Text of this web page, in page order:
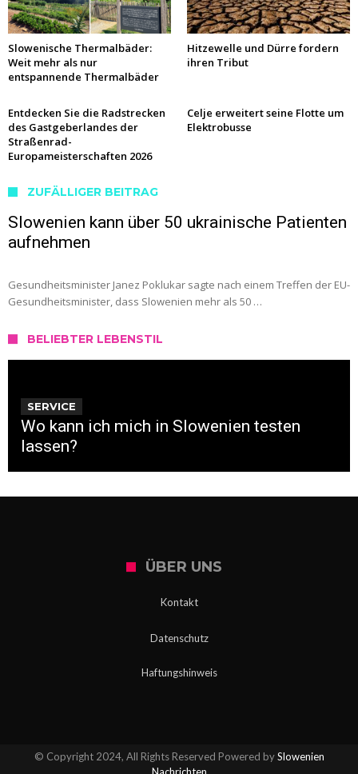
Slowenische Thermalbäder:
Weit mehr als nur
entspannende Thermalbäder
Hitzewelle und Dürre fordern
ihren Tribut
Entdecken Sie die Radstrecken
des Gastgeberlandes der
Straßenrad-
Europameisterschaften 2026
Celje erweitert seine Flotte um
Elektrobusse
ZUFÄLLIGER BEITRAG
Slowenien kann über 50 ukrainische Patienten
aufnehmen
Gesundheitsminister Janez Poklukar sagte nach einem Treffen der EU-
Gesundheitsminister, dass Slowenien mehr als 50 …
BELIEBTER LEBENSTIL
SERVICE
Wo kann ich mich in Slowenien testen
lassen?
ÜBER UNS
Kontakt
Datenschutz
Haftungshinweis
© Copyright 2024, All Rights Reserved Powered bySlowenien
Nachrichten